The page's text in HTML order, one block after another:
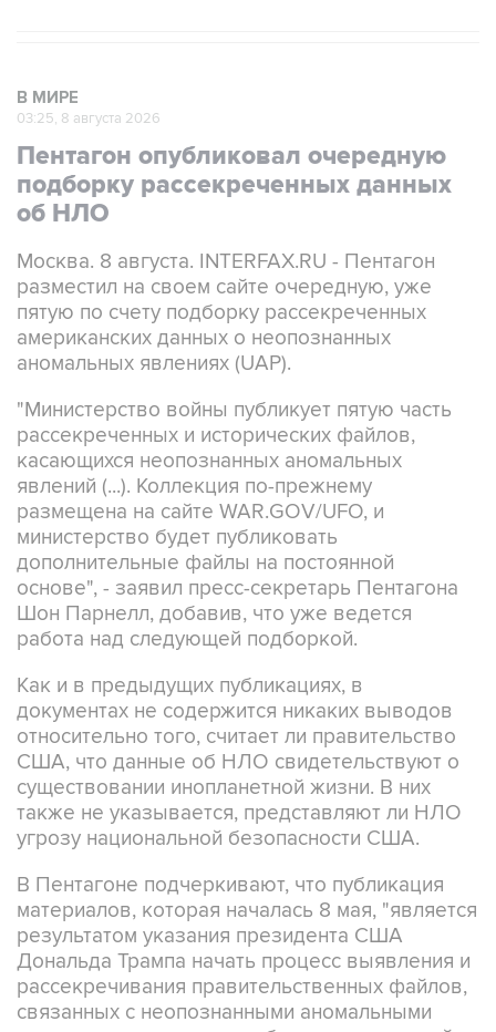
Пентагон опубликовал очередную
подборку рассекреченных данных
об НЛО
Москва. 8 августа. INTERFAX.RU - Пентагон
пятую по счету подборку рассекреченных
американских данных о неопознанных
аномальных явлениях (UAP).
"Министерство войны публикует пятую часть
касающихся неопознанных аномальных
явлений (...). Коллекция по-прежнему
размещена на сайте WAR.GOV/UFO, и
министерство будет публиковать
дополнительные файлы на постоянной
основе", - заявил пресс-секретарь Пентагона
Шон Парнелл, добавив, что уже ведется
работа над следующей подборкой.
Как и в предыдущих публикациях, в
относительно того, считает ли правительство
США, что данные об НЛО свидетельствуют о
существовании инопланетной жизни. В них
также не указывается, представляют ли НЛО
угрозу национальной безопасности США.
В Пентагоне подчеркивают, что публикация
результатом указания президента США
Дональда Трампа начать процесс выявления и
рассекречивания правительственных файлов,
связанных с неопознанными аномальными
явлениями, в интересах обеспечения полной
прозрачности".